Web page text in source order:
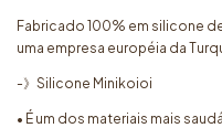
Fabricado 100% em silicone
uma empresa européia da
-》Silicone Minikoioi
• É um dos materiais mais